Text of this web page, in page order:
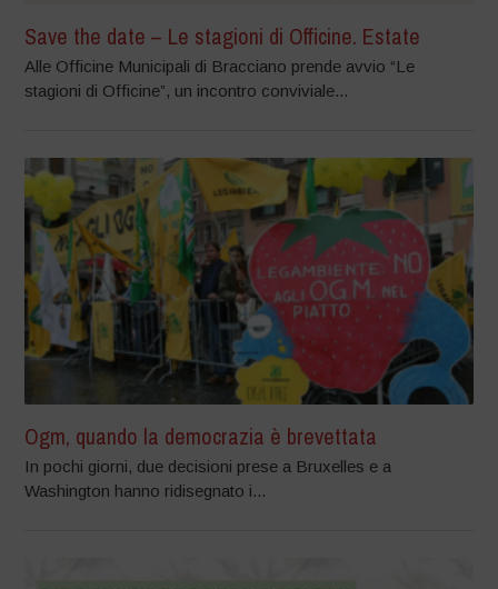
Save the date – Le stagioni di Officine. Estate
Alle Officine Municipali di Bracciano prende avvio “Le
stagioni di Officine”, un incontro conviviale...
Ogm, quando la democrazia è brevettata
In pochi giorni, due decisioni prese a Bruxelles e a
Washington hanno ridisegnato i...